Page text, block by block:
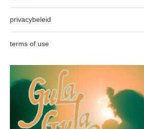
privacybeleid
terms of use